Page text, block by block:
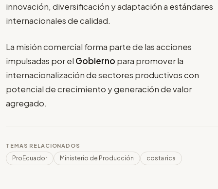
innovación, diversificación y adaptación a estándares
internacionales de calidad.
La misión comercial forma parte de las acciones
impulsadas por el Gobierno para promover la
internacionalización de sectores productivos con
potencial de crecimiento y generación de valor
agregado.
TEMAS RELACIONADOS
ProEcuador Ministerio de Producción costa rica